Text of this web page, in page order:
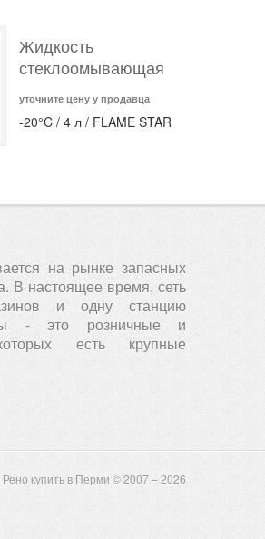
Жидкость
стеклоомывающая
уточните цену у продавца
-20°C / 4 л / FLAME STAR
на рынке запасных
В настоящее время, сеть
и одну станцию
- это розничные и
есть крупные
Рено купить в Перми © 2007 – 2026